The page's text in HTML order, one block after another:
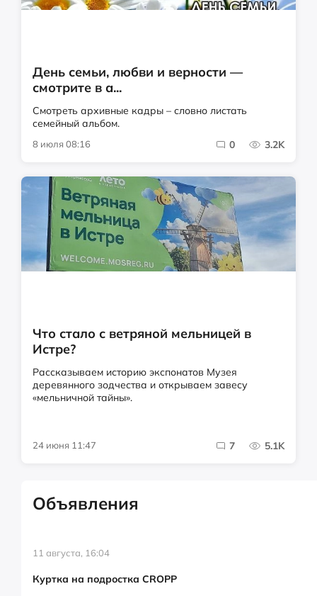
День семьи, любви и верности —
смотрите в а...
Смотреть архивные кадры – словно листать
семейный альбом.
8 июля 08:16 0 3.2K
Что стало с ветряной мельницей в
Истре?
Рассказываем историю экспонатов Музея
деревянного зодчества и открываем завесу
«мельничной тайны».
24 июня 11:47 7 5.1K
Объявления
11 августа, 16:04
Куртка на подростка CROPP